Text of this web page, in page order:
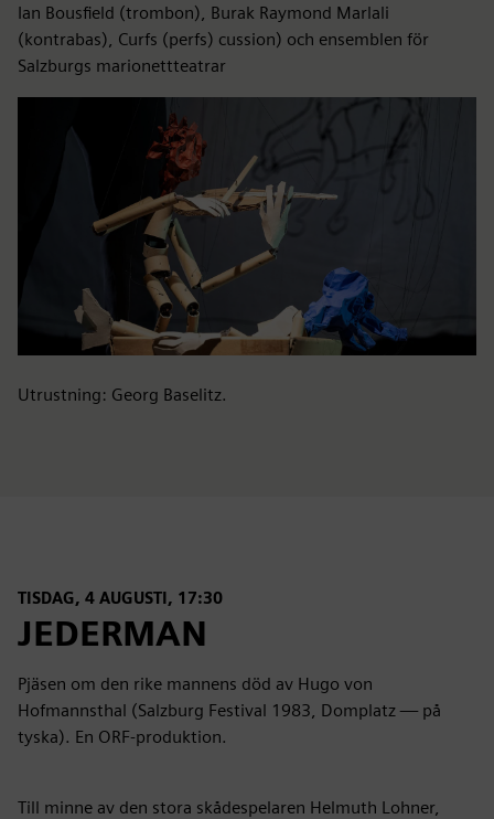
Ian Bousfield (trombon), Burak Raymond Marlali
(kontrabas), Curfs (perfs) cussion) och ensemblen för
Salzburgs marionettteatrar
Utrustning: Georg Baselitz.
TISDAG, 4 AUGUSTI, 17:30
JEDERMAN
Pjäsen om den rike mannens död av Hugo von
Hofmannsthal (Salzburg Festival 1983, Domplatz — på
tyska). En ORF-produktion.
Till minne av den stora skådespelaren Helmuth Lohner,